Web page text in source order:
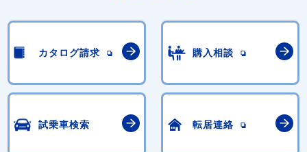
カタログ請求 購入相談
試乗車検索 転居連絡